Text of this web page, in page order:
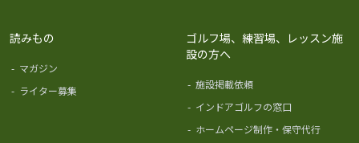
読みもの
- マガジン
- ライター募集
ゴルフ場、練習場、レッスン施
設の方へ
- 施設掲載依頼
- インドアゴルフの窓口
- ホームページ制作・保守代行